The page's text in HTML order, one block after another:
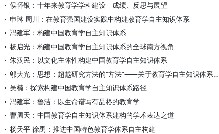
侯怀银：十年来教育学学科建设：成绩、反思与展望
申琳 周川：在教育强国建设实践中构建教育学自主知识体系
冯建军：构建中国教育学自主知识体系
杨启光：构建中国教育学自主知识体系的全球南方视角
朱汉民：以文化主体性构建中国教育学自主知识体系
邬大光：思想：超越研究方法的“方法”——关于教育学自主知识体系及研究方法的思考
吴楠：探索构建中国教育学自主知识体系路径
冯建军：鲁洁：以生命谱写有品格的教育学
曹周天：中国教育学自主知识体系建构的学术表达之道
杨天平 徐禹：推进中国特色教育学体系自主构建